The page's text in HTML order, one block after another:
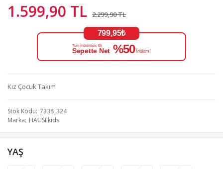
1.599,90 TL 2.299,90 TL
799,95₺
Tüm İndirimlere Ek
Sepette Net %50 İndirim!
Kız Çocuk Takım
Stok Kodu 7338_324
Marka HAUSEkids
YAŞ